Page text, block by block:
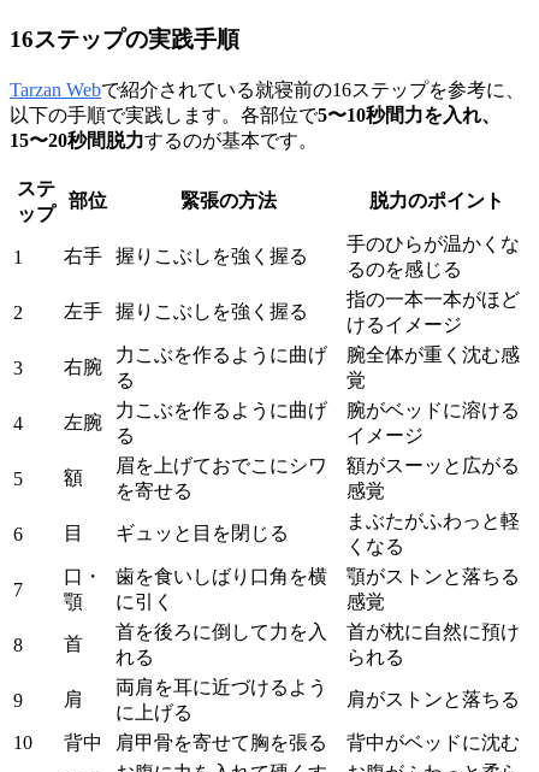
16ステップの実践手順
Tarzan Webで紹介されている就寝前の16ステップを参考に、
以下の手順で実践します。各部位で5〜10秒間力を入れ、
15〜20秒間脱力するのが基本です。
ステ
ップ
部位 緊張の方法 脱力のポイント
1 右手 握りこぶしを強く握る
手のひらが温かくな
るのを感じる
2 左手 握りこぶしを強く握る
指の一本一本がほど
けるイメージ
3 右腕
力こぶを作るように曲げ
る
腕全体が重く沈む感
覚
4 左腕
力こぶを作るように曲げ
る
腕がベッドに溶ける
イメージ
5 額
眉を上げておでこにシワ
を寄せる
額がスーッと広がる
感覚
6 目 ギュッと目を閉じる
まぶたがふわっと軽
くなる
7
口・
顎
歯を食いしばり口角を横
に引く
顎がストンと落ちる
感覚
8 首
首を後ろに倒して力を入
れる
首が枕に自然に預け
られる
9 肩
両肩を耳に近づけるよう
に上げる
肩がストンと落ちる
10 背中 肩甲骨を寄せて胸を張る 背中がベッドに沈む